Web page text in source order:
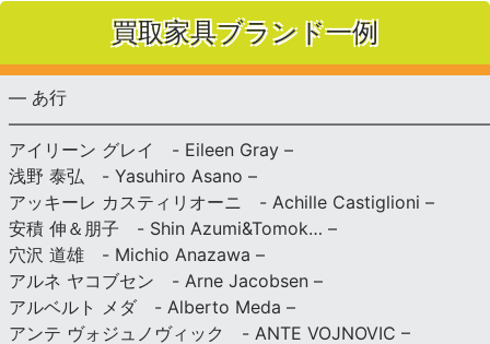
買取家具ブランド一例
— あ行
アイリーン グレイ - Eileen Gray –
浅野 泰弘 - Yasuhiro Asano –
アッキーレ カスティリオーニ - Achille Castiglioni –
安積 伸＆朋子 - Shin Azumi&Tomok… –
穴沢 道雄 - Michio Anazawa –
アルネ ヤコブセン - Arne Jacobsen –
アルベルト メダ - Alberto Meda –
アンテ ヴォジュノヴィック - ANTE VOJNOVIC –